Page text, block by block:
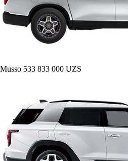
Musso 533 833 000 UZS